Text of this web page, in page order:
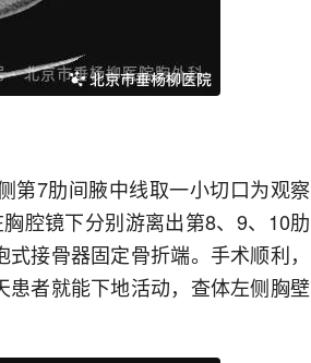
第7肋间腋中线取一小切口为观察
腔镜下分别游离出第8、9、10肋
接骨器固定骨折端。手术顺利，
者就能下地活动，查体左侧胸壁